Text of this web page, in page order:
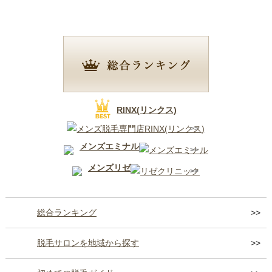
RINX(リンクス)
メンズエミナル
メンズリゼ
総合ランキング
脱毛サロンを地域から探す